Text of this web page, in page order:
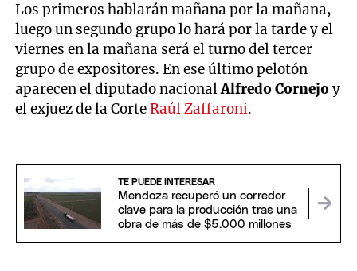
Los primeros hablarán mañana por la mañana,
luego un segundo grupo lo hará por la tarde y el
viernes en la mañana será el turno del tercer
grupo de expositores. En ese último pelotón
aparecen el diputado nacionalAlfredo Cornejoy
el exjuez de la CorteRaúl Zaffaroni.
TE PUEDE INTERESAR
Mendoza recuperó un corredor
clave para la producción tras una
obra de más de $5.000 millones